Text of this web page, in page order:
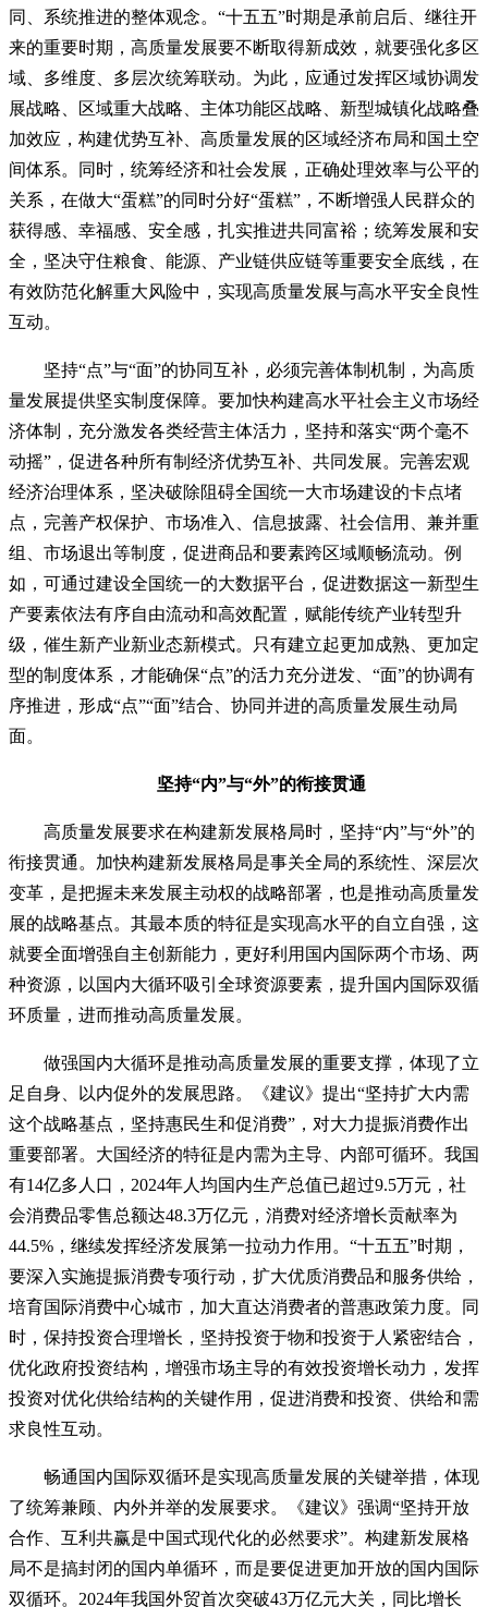
同、系统推进的整体观念。“十五五”时期是承前启后、继往开
来的重要时期，高质量发展要不断取得新成效，就要强化多区
域、多维度、多层次统筹联动。为此，应通过发挥区域协调发
展战略、区域重大战略、主体功能区战略、新型城镇化战略叠
加效应，构建优势互补、高质量发展的区域经济布局和国土空
间体系。同时，统筹经济和社会发展，正确处理效率与公平的
关系，在做大“蛋糕”的同时分好“蛋糕”，不断增强人民群众的
获得感、幸福感、安全感，扎实推进共同富裕；统筹发展和安
全，坚决守住粮食、能源、产业链供应链等重要安全底线，在
有效防范化解重大风险中，实现高质量发展与高水平安全良性
互动。
坚持“点”与“面”的协同互补，必须完善体制机制，为高质
量发展提供坚实制度保障。要加快构建高水平社会主义市场经
济体制，充分激发各类经营主体活力，坚持和落实“两个毫不
动摇”，促进各种所有制经济优势互补、共同发展。完善宏观
经济治理体系，坚决破除阻碍全国统一大市场建设的卡点堵
点，完善产权保护、市场准入、信息披露、社会信用、兼并重
组、市场退出等制度，促进商品和要素跨区域顺畅流动。例
如，可通过建设全国统一的大数据平台，促进数据这一新型生
产要素依法有序自由流动和高效配置，赋能传统产业转型升
级，催生新产业新业态新模式。只有建立起更加成熟、更加定
型的制度体系，才能确保“点”的活力充分迸发、“面”的协调有
序推进，形成“点”“面”结合、协同并进的高质量发展生动局
面。
坚持“内”与“外”的衔接贯通
高质量发展要求在构建新发展格局时，坚持“内”与“外”的
衔接贯通。加快构建新发展格局是事关全局的系统性、深层次
变革，是把握未来发展主动权的战略部署，也是推动高质量发
展的战略基点。其最本质的特征是实现高水平的自立自强，这
就要全面增强自主创新能力，更好利用国内国际两个市场、两
种资源，以国内大循环吸引全球资源要素，提升国内国际双循
环质量，进而推动高质量发展。
做强国内大循环是推动高质量发展的重要支撑，体现了立
足自身、以内促外的发展思路。《建议》提出“坚持扩大内需
这个战略基点，坚持惠民生和促消费”，对大力提振消费作出
重要部署。大国经济的特征是内需为主导、内部可循环。我国
有14亿多人口，2024年人均国内生产总值已超过9.5万元，社
会消费品零售总额达48.3万亿元，消费对经济增长贡献率为
44.5%，继续发挥经济发展第一拉动力作用。“十五五”时期，
要深入实施提振消费专项行动，扩大优质消费品和服务供给，
培育国际消费中心城市，加大直达消费者的普惠政策力度。同
时，保持投资合理增长，坚持投资于物和投资于人紧密结合，
优化政府投资结构，增强市场主导的有效投资增长动力，发挥
投资对优化供给结构的关键作用，促进消费和投资、供给和需
求良性互动。
畅通国内国际双循环是实现高质量发展的关键举措，体现
了统筹兼顾、内外并举的发展要求。《建议》强调“坚持开放
合作、互利共赢是中国式现代化的必然要求”。构建新发展格
局不是搞封闭的国内单循环，而是要促进更加开放的国内国际
双循环。2024年我国外贸首次突破43万亿元大关，同比增长